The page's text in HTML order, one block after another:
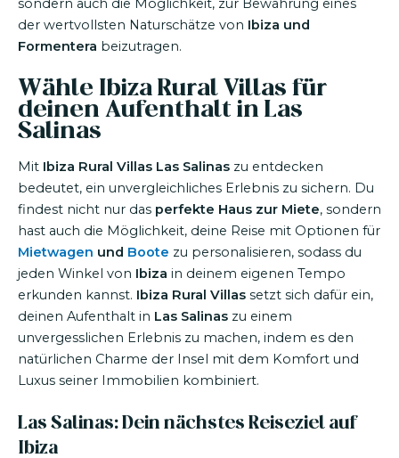
sondern auch die Möglichkeit, zur Bewahrung eines
der wertvollsten Naturschätze von Ibiza und
Formentera beizutragen.
Wähle Ibiza Rural Villas für
deinen Aufenthalt in Las
Salinas
Mit Ibiza Rural Villas Las Salinas zu entdecken
bedeutet, ein unvergleichliches Erlebnis zu sichern. Du
findest nicht nur das perfekte Haus zur Miete, sondern
hast auch die Möglichkeit, deine Reise mit Optionen für
Mietwagen und Boote zu personalisieren, sodass du
jeden Winkel von Ibiza in deinem eigenen Tempo
erkunden kannst. Ibiza Rural Villas setzt sich dafür ein,
deinen Aufenthalt in Las Salinas zu einem
unvergesslichen Erlebnis zu machen, indem es den
natürlichen Charme der Insel mit dem Komfort und
Luxus seiner Immobilien kombiniert.
Las Salinas: Dein nächstes Reiseziel auf
Ibiza